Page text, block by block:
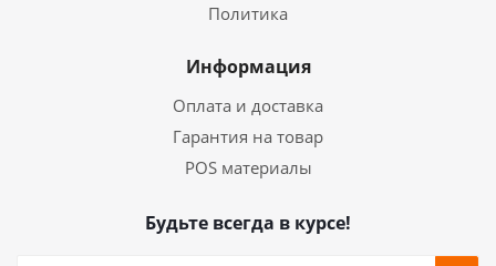
Политика
Информация
Оплата и доставка
Гарантия на товар
POS материалы
Будьте всегда в курсе!